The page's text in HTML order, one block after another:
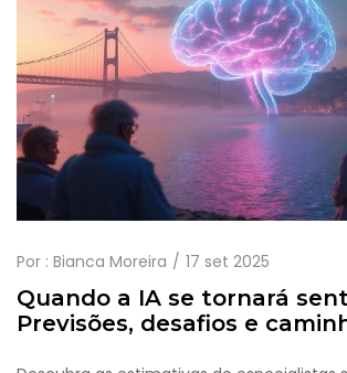
Por : Bianca Moreira 17 set 2025
Quando a IA se tornará
Previsões, desafios e